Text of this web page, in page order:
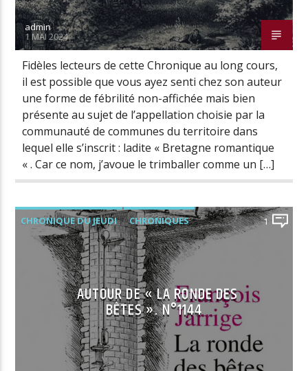
admin
1 MAI 2024
Fidèles lecteurs de cette Chronique au long cours,
il est possible que vous ayez senti chez son auteur
une forme de fébrilité non-affichée mais bien
présente au sujet de l’appellation choisie par la
communauté de communes du territoire dans
lequel elle s’inscrit : ladite « Bretagne romantique
« . Car ce nom, j’avoue le trimballer comme un […]
CHRONIQUE DU JEUDI CHRONIQUES 1
AUTOUR DE « LA RONDE DES
BÊTES ». N°1144